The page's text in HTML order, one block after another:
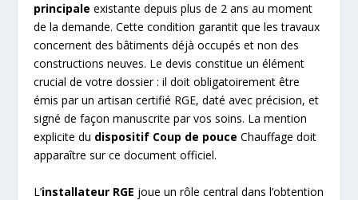
principale existante depuis plus de 2 ans au moment
de la demande. Cette condition garantit que les travaux
concernent des bâtiments déjà occupés et non des
constructions neuves. Le devis constitue un élément
crucial de votre dossier : il doit obligatoirement être
émis par un artisan certifié RGE, daté avec précision, et
signé de façon manuscrite par vos soins. La mention
explicite du dispositif Coup de pouce Chauffage doit
apparaître sur ce document officiel.
L’installateur RGE joue un rôle central dans l’obtention